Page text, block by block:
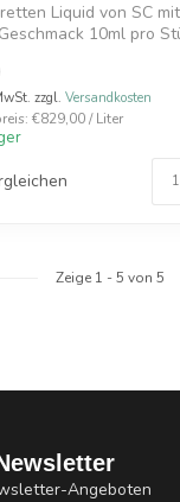
Liquid von SC
10ml pro
zzgl. Versandkosten
€829,00 / Liter
Zeige 1 -5 von 5
Angeboten